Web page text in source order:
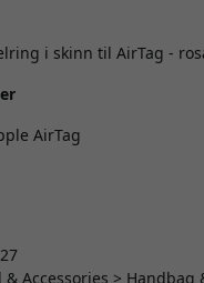
i skinn til AirTag -
AirTag
Accessories > Handbag